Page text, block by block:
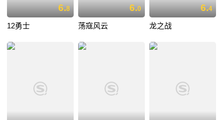
6.8
12勇士
6.0
荡寇风云
6.4
龙之战